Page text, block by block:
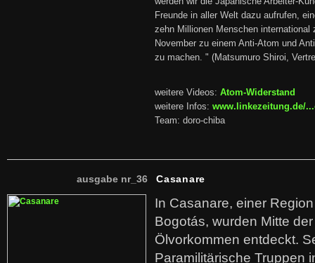
Freunde in aller Welt dazu aufrufen,
zehn Millionen Menschen international
November zu einem Anti-Atom und
zu machen. " (Matsumuro Shiroi,
weitere Videos: Atom-Widerstand
weitere Infos: www.linkezeitung.de/
Team: doro-chiba
ausgabe nr_36 Casanare
In Casanare, einer
Bogotás, wurden Mitte
Ölvorkommen entdeckt.
Paramilitärische Truppen